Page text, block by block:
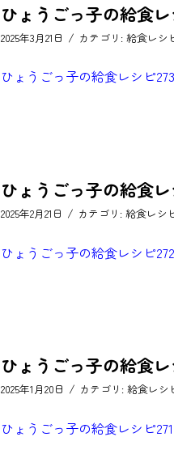
ひょうごっ子の給食レ
2025年3月21日 / カテゴリ:給食レシ
ひょうごっ子の給食レシピ
ひょうごっ子の給食レ
2025年2月21日 / カテゴリ:給食レシ
ひょうごっ子の給食レシピ
ひょうごっ子の給食レ
2025年1月20日 / カテゴリ:給食レシ
ひょうごっ子の給食レシピ